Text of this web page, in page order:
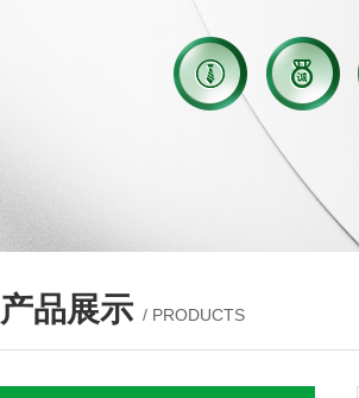
产品展示 / PRODUCTS